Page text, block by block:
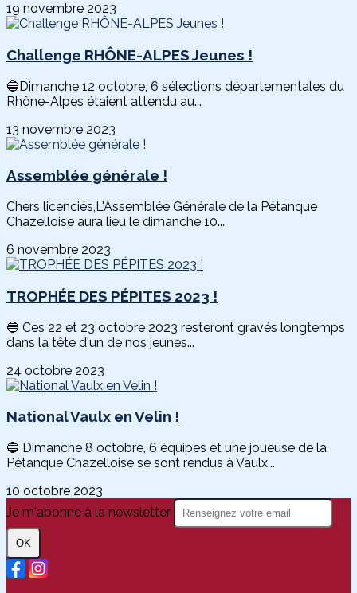
19 novembre 2023
Challenge RHÔNE-ALPES Jeunes !
🔵Dimanche 12 octobre, 6 sélections départementales du
Rhône-Alpes étaient attendu au...
13 novembre 2023
Assemblée générale !
Chers licenciés,L'Assemblée Générale de la Pétanque
Chazelloise aura lieu le dimanche 10...
6 novembre 2023
TROPHÉE DES PÉPITES 2023 !
🔵 Ces 22 et 23 octobre 2023 resteront gravés longtemps
dans la tête d'un de nos jeunes...
24 octobre 2023
National Vaulx en Velin !
🔵 Dimanche 8 octobre, 6 équipes et une joueuse de la
Pétanque Chazelloise se sont rendus à Vaulx...
10 octobre 2023
Je m'abonne à la newsletter
OK